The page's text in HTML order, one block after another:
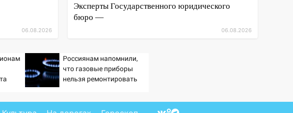
06.08.2026
Эксперты Государственного юридического
бюро —
06.08.2026
Россиянам напомнили,
что газовые приборы
нельзя ремонтировать